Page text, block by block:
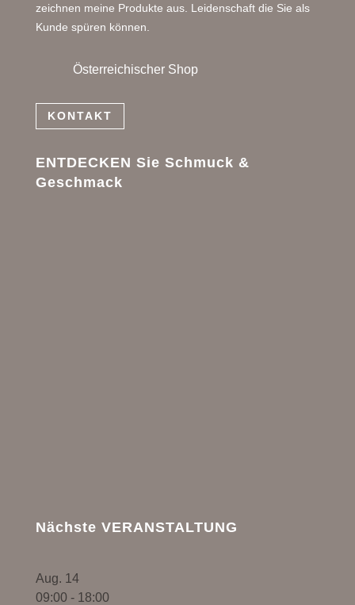
zeichnen meine Produkte aus. Leidenschaft die Sie als
Kunde spüren können.
Österreichischer Shop
KONTAKT
ENTDECKEN Sie Schmuck &
Geschmack
Nächste VERANSTALTUNG
Aug. 14
09:00 - 18:00